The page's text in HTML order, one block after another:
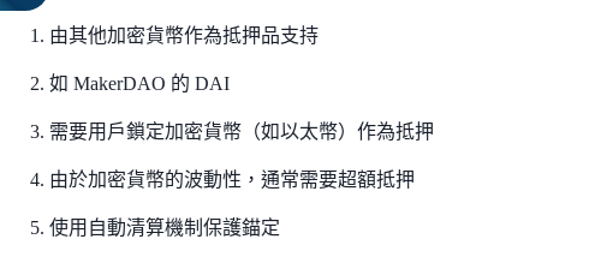
由其他加密貨幣作為抵押品支持
如 MakerDAO 的 DAI
需要用戶鎖定加密貨幣（如以太幣）作為抵押
由於加密貨幣的波動性，通常需要超額抵押
使用自動清算機制保護錨定